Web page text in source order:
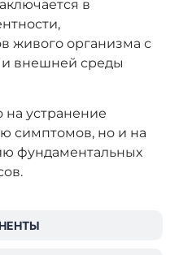
в
живого организма с
внешней среды
на устранение
симптомов, но и на
фундаментальных